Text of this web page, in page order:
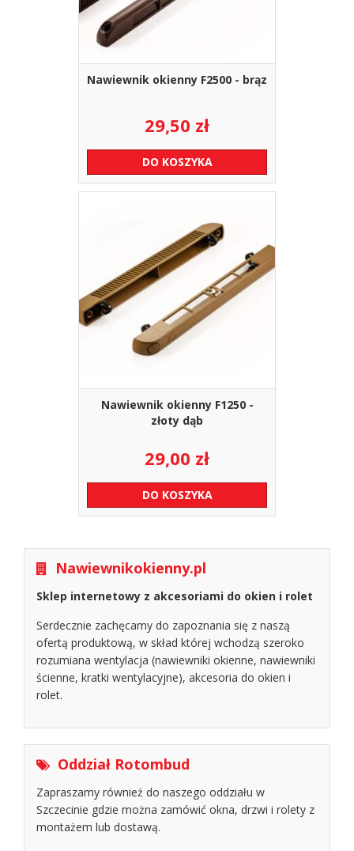
Nawiewnik okienny F2500 - brąz
29,50 zł
DO KOSZYKA
Nawiewnik okienny F1250 -
złoty dąb
29,00 zł
DO KOSZYKA
Nawiewnikokienny.pl
Sklep internetowy z akcesoriami do okien i rolet
Serdecznie zachęcamy do zapoznania się z naszą
ofertą produktową, w skład której wchodzą szeroko
rozumiana wentylacja (nawiewniki okienne, nawiewniki
ścienne, kratki wentylacyjne), akcesoria do okien i
rolet.
Oddział Rotombud
Zapraszamy również do naszego oddziału w
Szczecinie gdzie można zamówić okna, drzwi i rolety z
montażem lub dostawą.